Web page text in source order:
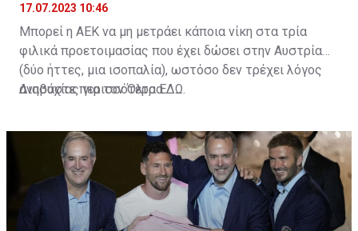
17.07.2023 10:46
Μπορεί η ΑΕΚ να μη μετράει κάποια νίκη στα τρία
φιλικά προετοιμασίας που έχει δώσει στην Αυστρία
(δύο ήττες, μια ισοπαλία), ωστόσο δεν τρέχει λόγος
ανησυχίας για τον Όλτρα.
Διαβάστε περισσότεραΕΔΩ